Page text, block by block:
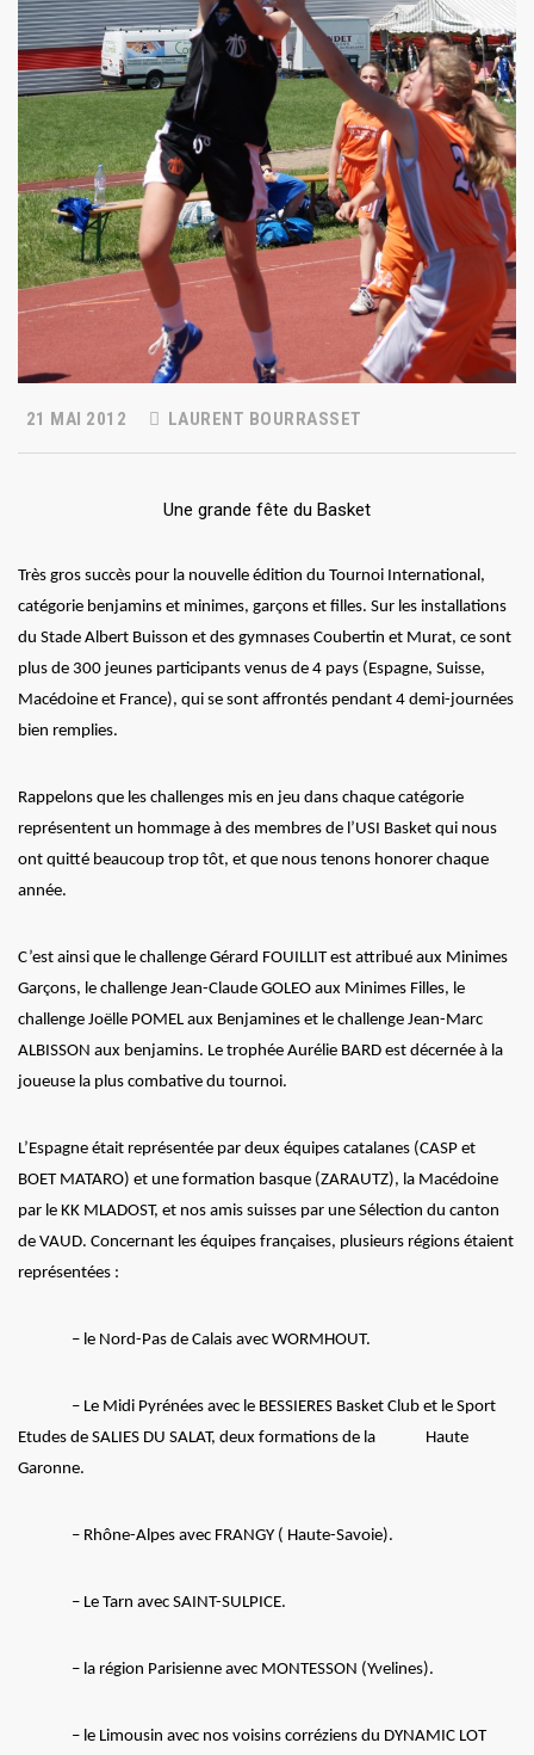
21 MAI 2012 LAURENT BOURRASSET
Une grande fête du Basket
Très gros succès pour la nouvelle édition du Tournoi International,
catégorie benjamins et minimes, garçons et filles. Sur les installations
du Stade Albert Buisson et des gymnases Coubertin et Murat, ce sont
plus de 300 jeunes participants venus de 4 pays (Espagne, Suisse,
Macédoine et France), qui se sont affrontés pendant 4 demi-journées
bien remplies.
Rappelons que les challenges mis en jeu dans chaque catégorie
représentent un hommage à des membres de l’USI Basket qui nous
ont quitté beaucoup trop tôt, et que nous tenons honorer chaque
année.
C’est ainsi que le challenge Gérard FOUILLIT est attribué aux Minimes
Garçons, le challenge Jean-Claude GOLEO aux Minimes Filles, le
challenge Joëlle POMEL aux Benjamines et le challenge Jean-Marc
ALBISSON aux benjamins. Le trophée Aurélie BARD est décernée à la
joueuse la plus combative du tournoi.
L’Espagne était représentée par deux équipes catalanes (CASP et
BOET MATARO) et une formation basque (ZARAUTZ), la Macédoine
par le KK MLADOST, et nos amis suisses par une Sélection du canton
de VAUD. Concernant les équipes françaises, plusieurs régions étaient
représentées :
– le Nord-Pas de Calais avec WORMHOUT.
– Le Midi Pyrénées avec le BESSIERES Basket Club et le Sport
Etudes de SALIES DU SALAT, deux formations de la Haute
Garonne.
– Rhône-Alpes avec FRANGY ( Haute-Savoie).
– Le Tarn avec SAINT-SULPICE.
– la région Parisienne avec MONTESSON (Yvelines).
– le Limousin avec nos voisins corréziens du DYNAMIC LOT